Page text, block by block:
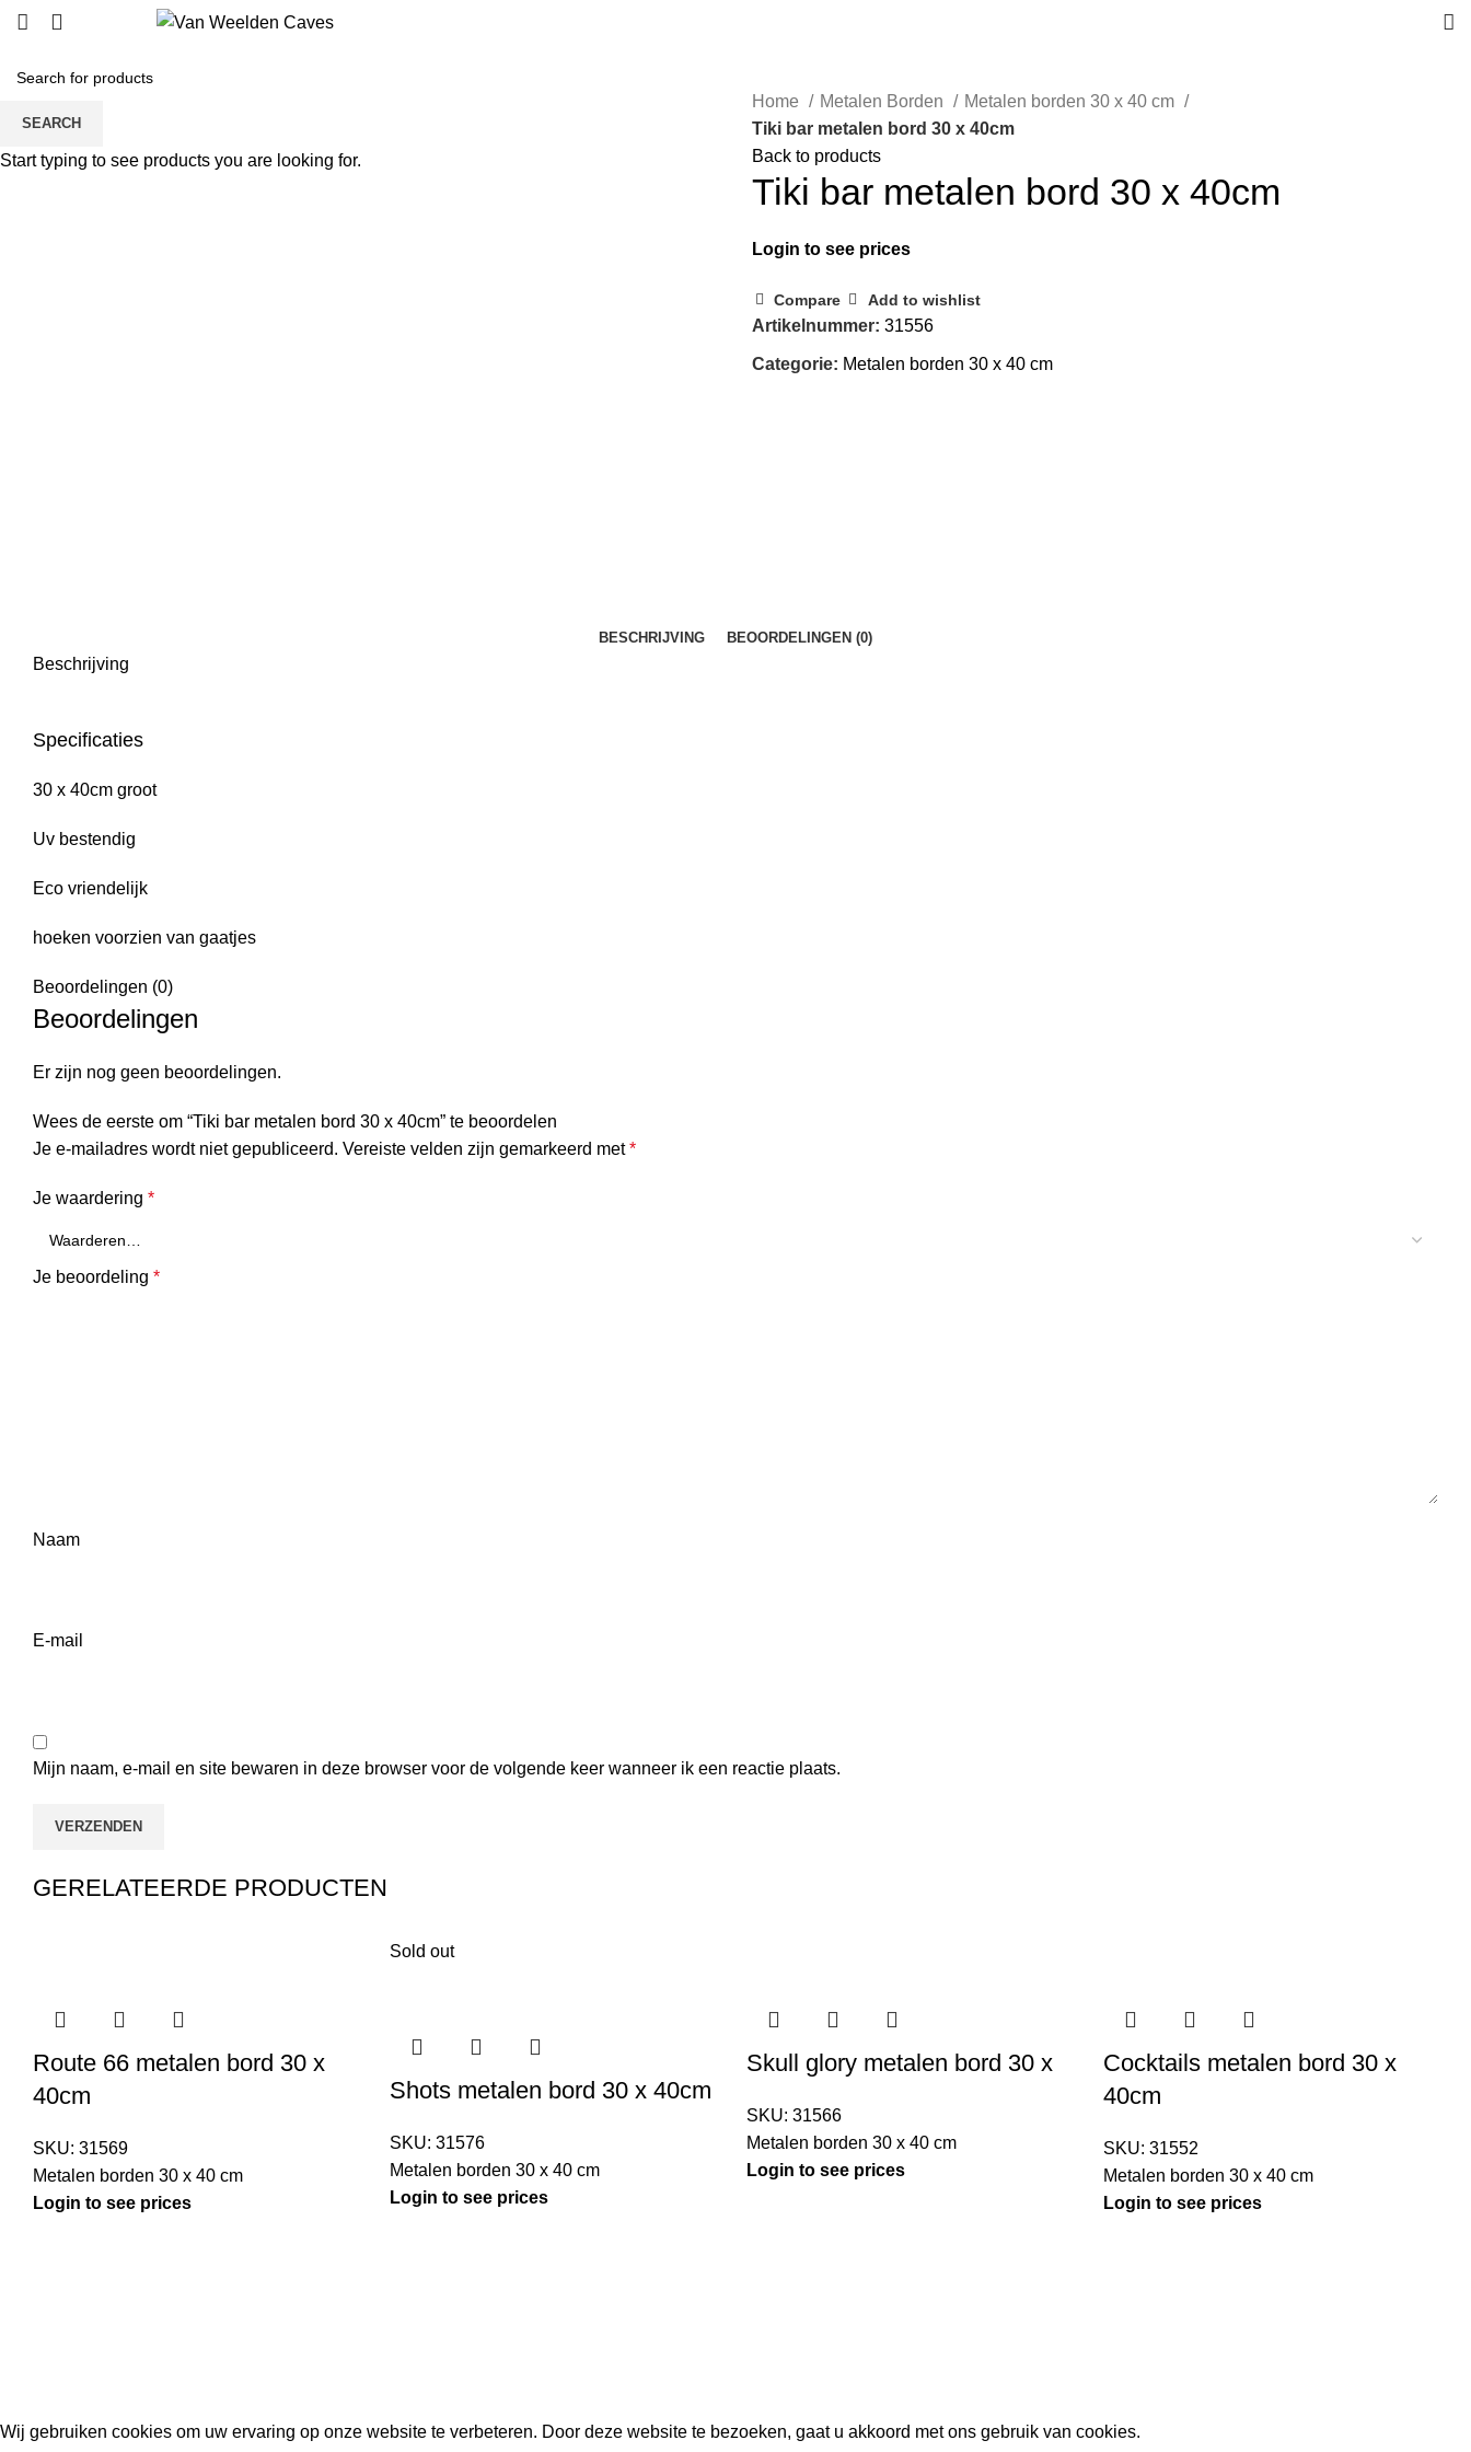
Home Metalen Borden
Metalen borden 30 x 40 cm
Tiki bar metalen bord 30 x 40cm
Back to products
Tiki bar metalen bord 30 x 40cm
Login to see prices
Compare Add to wishlist
Artikelnummer: 31556
Categorie: Metalen borden 30 x 40 cm
BESCHRIJVING BEOORDELINGEN (0)
Beschrijving
Specificaties
30 x 40cm groot
Uv bestendig
Eco vriendelijk
hoeken voorzien van gaatjes
Beoordelingen (0)
Beoordelingen
Er zijn nog geen beoordelingen.
Wees de eerste om “Tiki bar metalen bord 30 x 40cm” te beoordelen
Je e-mailadres wordt niet gepubliceerd. Vereiste velden zijn gemarkeerd met*
Je waardering *
Je beoordeling *
Naam
E-mail
Mijn naam, e-mail en site bewaren in deze browser voor de volgende keer wanneer ik een reactie plaats.
GERELATEERDE PRODUCTEN
Route 66 metalen bord 30 x
40cm
SKU: 31569
Metalen borden 30 x 40 cm
Login to see prices
Sold out
Shots metalen bord 30 x 40cm
SKU: 31576
Metalen borden 30 x 40 cm
Login to see prices
Skull glory metalen bord 30 x
SKU: 31566
Metalen borden 30 x 40 cm
Login to see prices
Cocktails metalen bord 30 x
40cm
SKU: 31552
Metalen borden 30 x 40 cm
Login to see prices
Wij gebruiken cookies om uw ervaring op onze website te verbeteren. Door deze website te bezoeken, gaat u akkoord met ons gebruik van cookies.
SEARCH
Start typing to see products you are looking for.